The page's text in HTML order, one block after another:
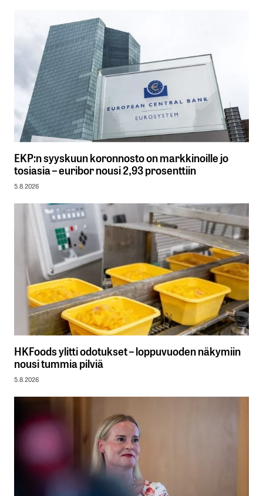
EKP:n syyskuun koronnosto on markkinoille jo
tosiasia – euribor nousi 2,93 prosenttiin
5.8.2026
HKFoods ylitti odotukset – loppuvuoden näkymiin
nousi tummia pilviä
5.8.2026